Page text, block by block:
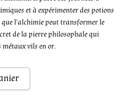
et à expérimenter des potions
l’alchimie peut transformer le
de la pierre philosophale qui
vils en or.